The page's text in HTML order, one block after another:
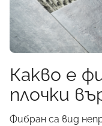
Какво е
плочки
Фибран са вид